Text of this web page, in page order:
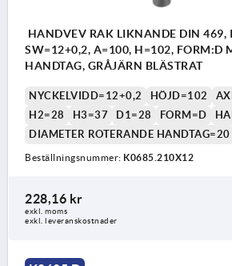
HANDVEV RAK LIKNANDE DIN 469,
SW=12+0,2, A=100, H=102, FORM:D
HANDTAG, GRÅJÄRN BLÄSTRAT
NYCKELVIDD=12+0,2 HÖJD=102
H2=28
H3=37 D1=28 FORM=D
DIAMETER ROTERANDE HANDTAG=20
Beställningsnummer: K0685.210X12
228,16 kr
exkl. moms
exkl. leveranskostnader